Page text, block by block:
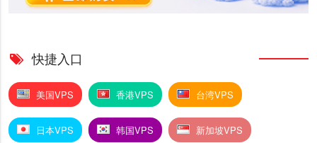
快捷入口
美国VPS 香港VPS 台湾VPS
日本VPS 韩国VPS 新加坡VPS